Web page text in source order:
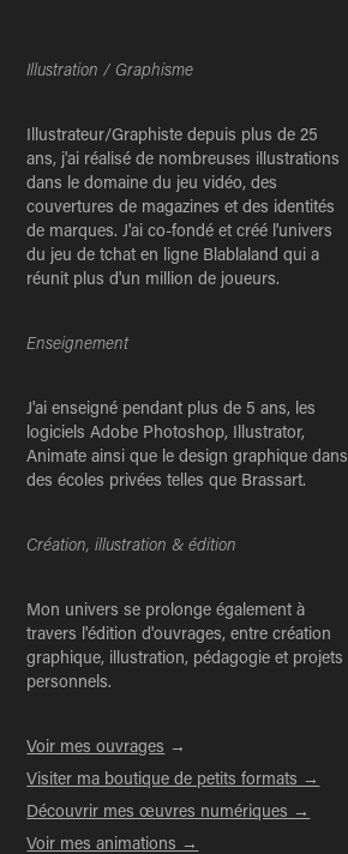
Illustration / Graphisme
Illustrateur/Graphiste depuis plus de 25
ans, j'ai réalisé de nombreuses illustrations
dans le domaine du jeu vidéo, des
couvertures de magazines et des identités
de marques. J'ai co-fondé et créé l'univers
du jeu de tchat en ligne Blablaland qui a
réunit plus d'un million de joueurs.
Enseignement
J'ai enseigné pendant plus de 5 ans, les
logiciels Adobe Photoshop, Illustrator,
Animate ainsi que le design graphique dans
des écoles privées telles que Brassart.
Création, illustration & édition
Mon univers se prolonge également à
travers l'édition d'ouvrages, entre création
graphique, illustration, pédagogie et projets
personnels.
Voir mes ouvrages →
Visiter ma boutique de petits formats →
Découvrir mes œuvres numériques →
Voir mes animations →